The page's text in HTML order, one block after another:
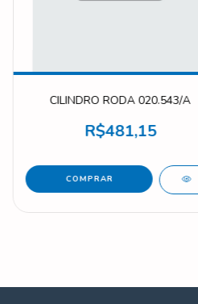
CILINDRO RODA 020.543/A
R$481,15